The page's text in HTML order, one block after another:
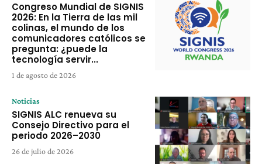
Congreso Mundial de SIGNIS
2026: En la Tierra de las mil
colinas, el mundo de los
comunicadores católicos se
pregunta: ¿puede la
tecnología servir...
1 de agosto de 2026
Noticias
SIGNIS ALC renueva su
Consejo Directivo para el
periodo 2026–2030
26 de julio de 2026